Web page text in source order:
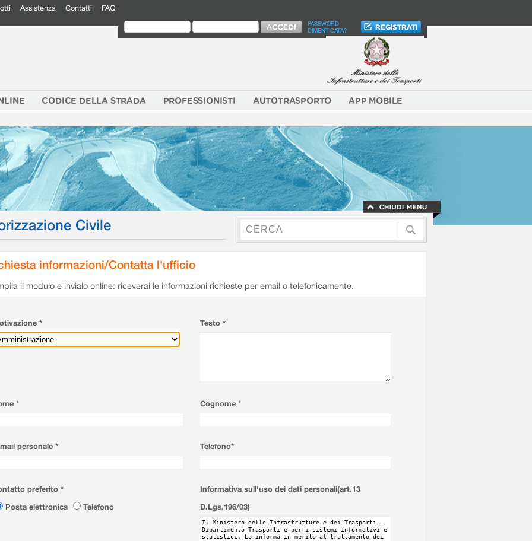
Assistenza Contatti FAQ
PASSWORD
DIMENTICATA?
CODICE DELLA STRADA PROFESSIONISTI AUTOTRASPORTO APP MOBILE
Civile
informazioni/Contatta l'ufficio
il modulo e invialo online: riceverai le informazioni richieste per email o telefonicamente.
* Testo *
* Cognome *
personale * Telefono*
preferito *
Posta elettronica
Telefono
Informativa sull'uso dei dati personali(art.13
D.Lgs.196/03)